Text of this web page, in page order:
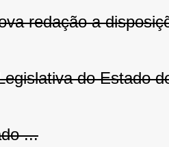
redação a
do Estado
...